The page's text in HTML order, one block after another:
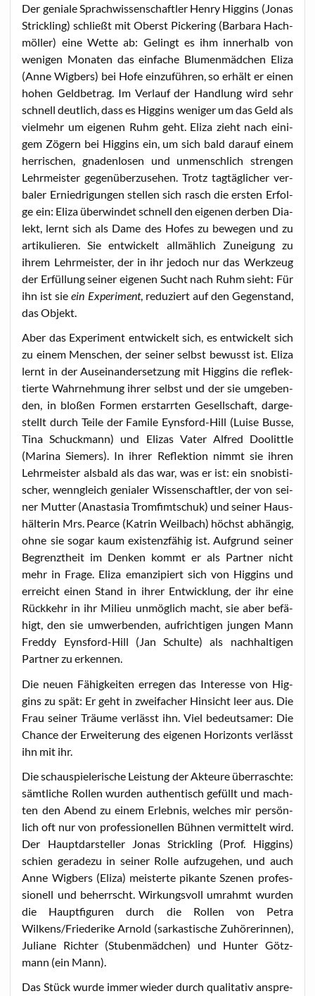
Der genia­le Sprach­wis­sen­schaft­ler Hen­ry Hig­gins (Jonas
Strick­ling) schließt mit Oberst Picke­ring (Bar­ba­ra Hach­
m­öl­ler) eine Wet­te ab: Gelingt es ihm inner­halb von
weni­gen Mona­ten das ein­fa­che Blu­men­mäd­chen Eli­za
(Anne Wig­bers) bei Hofe ein­zu­füh­ren, so erhält er einen
hohen Geld­be­trag. Im Ver­lauf der Hand­lung wird sehr
schnell deut­lich, dass es Hig­gins weni­ger um das Geld als
viel­mehr um eige­nen Ruhm geht. Eli­za zieht nach eini­
gem Zögern bei Hig­gins ein, um sich bald dar­auf einem
her­ri­schen, gna­den­lo­sen und unmensch­lich stren­gen
Lehr­meis­ter gegen­über­zu­se­hen. Trotz tag­täg­li­cher ver­
ba­ler Ernied­ri­gun­gen stel­len sich rasch die ers­ten Erfol­
ge ein: Eli­za über­win­det schnell den eige­nen der­ben Dia­
lekt, lernt sich als Dame des Hofes zu bewe­gen und zu
arti­ku­lie­ren. Sie ent­wi­ckelt all­mäh­lich Zunei­gung zu
ihrem Lehr­meis­ter, der in ihr jedoch nur das Werk­zeug
der Erfül­lung sei­ner eige­nen Sucht nach Ruhm sieht: Für
ihn ist sieein Expe­ri­ment, redu­ziert auf den Gegen­stand,
das Objekt.
Aber das Expe­ri­ment ent­wi­ckelt sich, es ent­wi­ckelt sich
zu einem Men­schen, der sei­ner selbst bewusst ist. Eli­za
lernt in der Aus­ein­an­der­set­zung mit Hig­gins die reflek­
tier­te Wahr­neh­mung ihrer selbst und der sie umge­ben­
den, in blo­ßen For­men erstarr­ten Gesell­schaft, dar­ge­
stellt durch Tei­le der Fami­le Eyns­ford-Hill (Lui­se Bus­se,
Tina Schuck­mann) und Eli­zas Vater Alfred Doo­litt­le
(Mari­na Sie­mers). In ihrer Reflek­ti­on nimmt sie ihren
Lehr­meis­ter als­bald als das war, was er ist: ein sno­bis­ti­
scher, wenn­gleich genia­ler Wis­sen­schaft­ler, der von sei­
ner Mut­ter (Ana­sta­sia Trom­fimt­schuk) und sei­ner Haus­
häl­te­rin Mrs. Pear­ce (Kat­rin Weil­bach) höchst abhän­gig,
ohne sie sogar kaum exis­tenz­fä­hig ist. Auf­grund sei­ner
Begrenzt­heit im Den­ken kommt er als Part­ner nicht
mehr in Fra­ge. Eli­za eman­zi­piert sich von Hig­gins und
erreicht einen Stand in ihrer Ent­wick­lung, der ihr eine
Rück­kehr in ihr Milieu unmög­lich macht, sie aber befä­
higt, den sie umwer­ben­den, auf­rich­ti­gen jun­gen Mann
Fred­dy Eyns­ford-Hill (Jan Schul­te) als nach­hal­ti­gen
Part­ner zu erkennen.
Die neu­en Fähig­kei­ten erre­gen das Inter­es­se von Hig­
gins zu spät: Er geht in zwei­fa­cher Hin­sicht leer aus. Die
Frau sei­ner Träu­me ver­lässt ihn. Viel bedeut­sa­mer: Die
Chan­ce der Erwei­te­rung des eige­nen Hori­zonts ver­lässt
ihn mit ihr.
Die schau­spie­le­ri­sche Leis­tung der Akteu­re über­rasch­te:
sämt­li­che Rol­len wur­den authen­tisch gefüllt und mach­
ten den Abend zu einem Erleb­nis, wel­ches mir per­sön­
lich oft nur von pro­fes­sio­nel­len Büh­nen ver­mit­telt wird.
Der Haupt­dar­stel­ler Jonas Strick­ling (Prof. Hig­gins)
schien gera­de­zu in sei­ner Rol­le auf­zu­ge­hen, und auch
Anne Wig­bers (Eli­za) meis­ter­te pikan­te Sze­nen pro­fes­
sio­nell und beherrscht. Wir­kungs­voll umrahmt wur­den
die Haupt­fi­gu­ren durch die Rol­len von Petra
Wilkens/Friederike Arnold (sar­kas­ti­sche Zuhö­re­rin­nen),
Julia­ne Rich­ter (Stu­ben­mäd­chen) und Hun­ter Götz­
mann (ein Mann).
Das Stück wur­de immer wie­der durch qua­li­ta­tiv anspre­